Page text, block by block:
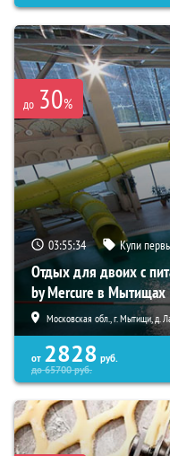
до 30%
03:55:33 Купи
Отдых для двоих с
by Mercure в Мытищах
Московская обл., г. Мытищи, д.
от 2828 руб.
до65700руб.